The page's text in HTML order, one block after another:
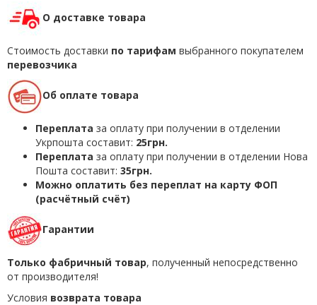
О доставке товара
Стоимость доставки по тарифам выбранного покупателем
перевозчика
Об оплате товара
Переплата за оплату при получении в отделении
Укрпошта составит: 25грн.
Переплата за оплату при получении в отделении Нова
Пошта составит: 35грн.
Можно оплатить без переплат на карту ФОП
(расчётный счёт)
Гарантии
Только фабричный товар, полученный непосредственно
от производителя!
Условия возврата товара